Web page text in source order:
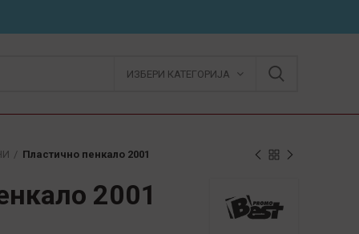
ИЗБЕРИ КАТЕГОРИЈА
Пластично пенкало 2001
2001